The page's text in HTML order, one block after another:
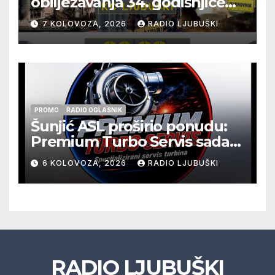
pogibije generala Blaža
Kraljevića i osmorice
pripadnika HOS-a
7 KOLOVOZA, 2026 RADIO LJUBUŠKI
PROMO RADIO OGLASNIK
Šunjić ASL proširio ponudu:
Premium Turbo Servis sada
na jednoj adresi u Ljubuškom
6 KOLOVOZA, 2026 RADIO LJUBUŠKI
RADIO LJUBUŠKI